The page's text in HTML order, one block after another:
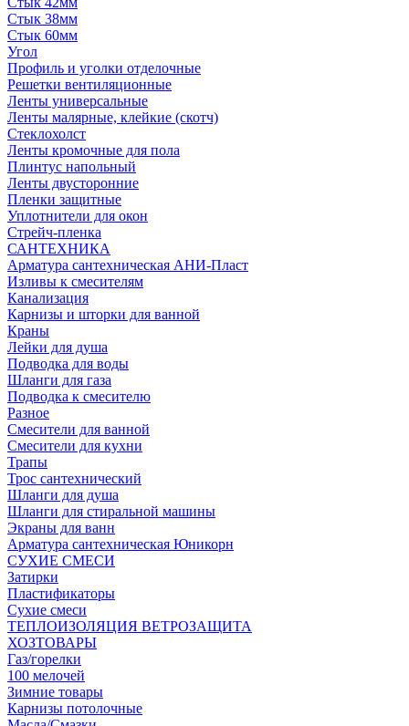
Стык 38мм
Стык 60мм
Угол
Профиль и уголки отделочные
Решетки вентиляционные
Ленты универсальные
Ленты малярные, клейкие (скотч)
Стеклохолст
Ленты кромочные для пола
Плинтус напольный
Ленты двусторонние
Пленки защитные
Уплотнители для окон
Стрейч-пленка
САНТЕХНИКА
Арматура сантехническая АНИ-Пласт
Изливы к смесителям
Канализация
Карнизы и шторки для ванной
Краны
Лейки для душа
Подводка для воды
Шланги для газа
Подводка к смесителю
Разное
Смесители для ванной
Смесители для кухни
Трапы
Трос сантехнический
Шланги для душа
Шланги для стиральной машины
Экраны для ванн
Арматура сантехническая Юникорн
СУХИЕ СМЕСИ
Затирки
Пластификаторы
Сухие смеси
ТЕПЛОИЗОЛЯЦИЯ ВЕТРОЗАЩИТА
ХОЗТОВАРЫ
Газ/горелки
100 мелочей
Зимние товары
Карнизы потолочные